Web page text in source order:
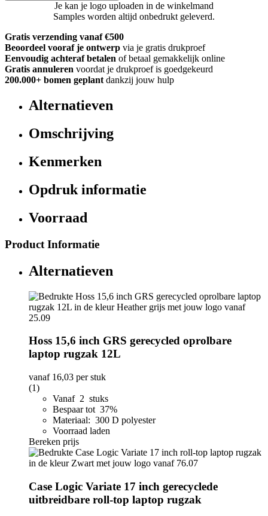
Je kan je logo uploaden in de winkelmand
Samples worden altijd onbedrukt geleverd.
Gratis verzending vanaf €500
Beoordeel vooraf je ontwerp via je gratis drukproef
Eenvoudig achteraf betalen of betaal gemakkelijk online
Gratis annuleren voordat je drukproef is goedgekeurd
200.000+ bomen geplant dankzij jouw hulp
Alternatieven
Omschrijving
Kenmerken
Opdruk informatie
Voorraad
Product Informatie
Alternatieven
Hoss 15,6 inch GRS gerecycled oprolbare
laptop rugzak 12L
vanaf 16,03 per stuk
(1)
Vanaf 2 stuks
Bespaar tot 37%
Materiaal: 300 D polyester
Voorraad laden
Bereken prijs
Case Logic Variate 17 inch gerecyclede
uitbreidbare roll-top laptop rugzak